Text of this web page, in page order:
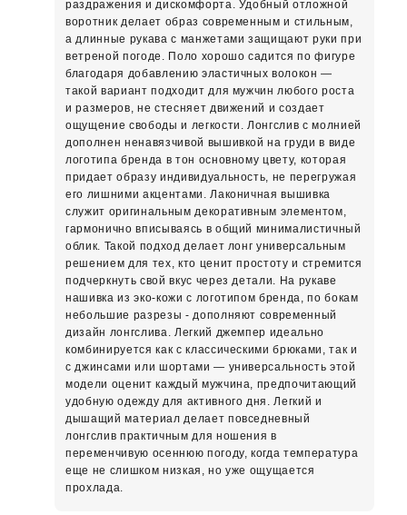
раздражения и дискомфорта. Удобный отложной
воротник делает образ современным и стильным,
а длинные рукава с манжетами защищают руки при
ветреной погоде. Поло хорошо садится по фигуре
благодаря добавлению эластичных волокон —
такой вариант подходит для мужчин любого роста
и размеров, не стесняет движений и создает
ощущение свободы и легкости. Лонгслив с молнией
дополнен ненавязчивой вышивкой на груди в виде
логотипа бренда в тон основному цвету, которая
придает образу индивидуальность, не перегружая
его лишними акцентами. Лаконичная вышивка
служит оригинальным декоративным элементом,
гармонично вписываясь в общий минималистичный
облик. Такой подход делает лонг универсальным
решением для тех, кто ценит простоту и стремится
подчеркнуть свой вкус через детали. На рукаве
нашивка из эко-кожи с логотипом бренда, по бокам
небольшие разрезы - дополняют современный
дизайн лонгслива. Легкий джемпер идеально
комбинируется как с классическими брюками, так и
с джинсами или шортами — универсальность этой
модели оценит каждый мужчина, предпочитающий
удобную одежду для активного дня. Легкий и
дышащий материал делает повседневный
лонгслив практичным для ношения в
переменчивую осеннюю погоду, когда температура
еще не слишком низкая, но уже ощущается
прохлада.